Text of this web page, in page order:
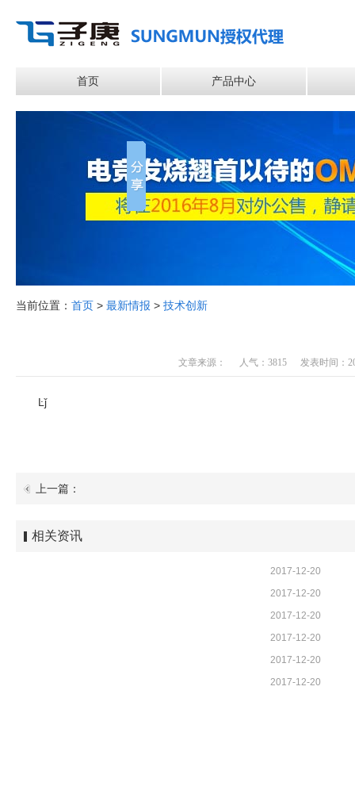
首页 产品中心
当前位置： 首页 > 最新情报 > 技术创新
文章来源： 人气：3815 发表时间：
Ŀǰ
上一篇：
相关资讯
2017-12-20
2017-12-20
2017-12-20
2017-12-20
2017-12-20
2017-12-20